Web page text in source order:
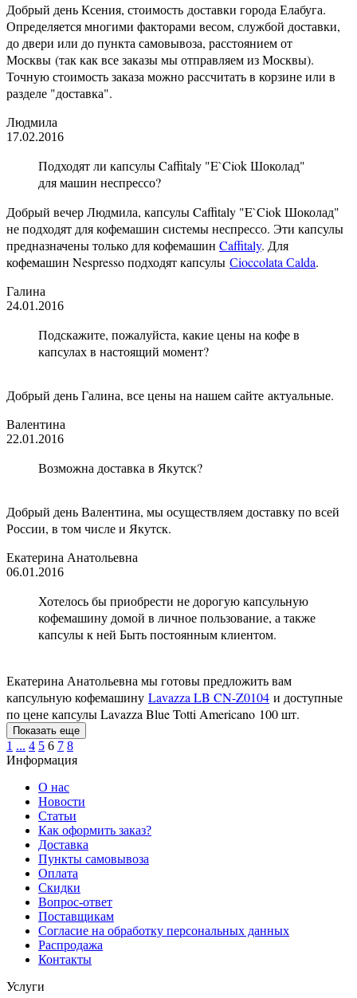
Добрый день Ксения, стоимость доставки города Елабуга.
Определяется многими факторами весом, службой доставки,
до двери или до пункта самовывоза, расстоянием от
Москвы (так как все заказы мы отправляем из Москвы).
Точную стоимость заказа можно рассчитать в корзине или в
разделе "доставка".
Людмила
17.02.2016
Подходят ли капсулы Caffitaly "E`Ciok Шоколад"
для машин неспрессо?
Добрый вечер Людмила, капсулы Caffitaly "E`Ciok Шоколад"
не подходят для кофемашин системы неспрессо. Эти капсулы
предназначены только для кофемашин Caffitaly. Для
кофемашин Nespresso подходят капсулы Сioccolata Сalda.
Галина
24.01.2016
Подскажите, пожалуйста, какие цены на кофе в
капсулах в настоящий момент?
Добрый день Галина, все цены на нашем сайте актуальные.
Валентина
22.01.2016
Возможна доставка в Якутск?
Добрый день Валентина, мы осуществляем доставку по всей
России, в том числе и Якутск.
Екатерина Анатольевна
06.01.2016
Хотелось бы приобрести не дорогую капсульную
кофемашину домой в личное пользование, а также
капсулы к ней Быть постоянным клиентом.
Екатерина Анатольевна мы готовы предложить вам
капсульную кофемашину Lavazza LB CN-Z0104 и доступные
по цене капсулы Lavazza Blue Totti Americano 100 шт.
Показать еще
1 ... 4 5 6 7 8
Информация
О нас
Новости
Статьи
Как оформить заказ?
Доставка
Пункты самовывоза
Оплата
Скидки
Вопрос-ответ
Поставщикам
Согласие на обработку персональных данных
Распродажа
Контакты
Услуги